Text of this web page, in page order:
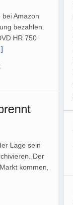
Amazon
bezahlen.
HR 750
,
Lage sein
Der
kommen,